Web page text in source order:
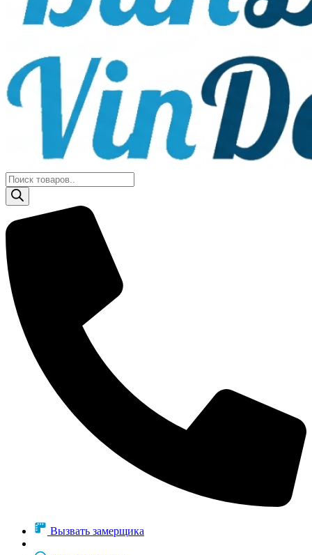
Поиск
товаров
Вызвать замерщика